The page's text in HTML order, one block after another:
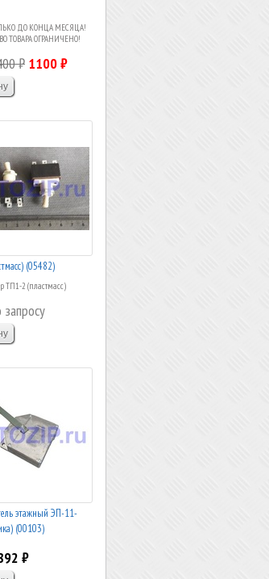
ДО КОНЦА МЕСЯЦА!
ТОВАРА ОГРАНИЧЕНО!
₽ 1100 ₽
(05482)
ТП1-2 (пластмасс)
запросу
этажный ЭП-11-
(00103)
₽